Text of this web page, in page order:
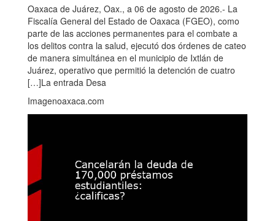
Oaxaca de Juárez, Oax., a 06 de agosto de 2026.- La
Fiscalía General del Estado de Oaxaca (FGEO), como
parte de las acciones permanentes para el combate a
los delitos contra la salud, ejecutó dos órdenes de cateo
de manera simultánea en el municipio de Ixtlán de
Juárez, operativo que permitió la detención de cuatro
[…]La entrada Desa
Imagenoaxaca.com